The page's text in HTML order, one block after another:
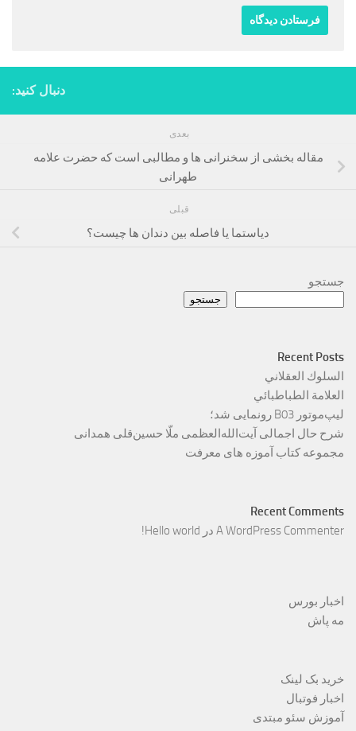
دنبال کنید:
بعدی
مقاله بخشی از سخنرانی ها و مطالبی است که حضرت علامه
طهرانی
قبلی
دیاستما یا فاصله بین دندان ها چیست؟
جستجو
جستجو
Recent Posts
السلوك العقلاني
العلامة الطباطبائي
لیپ‌موتور B03 رونمایی شد؛
شرح حال اجمالی آیت‌الله‌العظمی ملّا حسین‌قلی همدانی
مجموعه کتاب آموزه های معرفت
Recent Comments
A WordPress Commenter در Hello world!
اخبار بورس
مه پاش
خرید بک لینک
اخبار فوتبال
آموزش سئو مبتدی